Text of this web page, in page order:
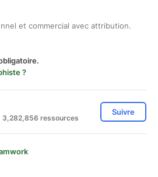
et commercial avec attribution.
?
3,282,856 ressources
Suivre